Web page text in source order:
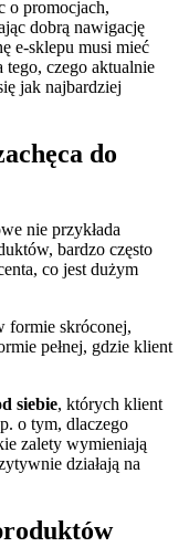
o promocjach,
dobrą nawigację
e-sklepu musi mieć
tego, czego aktualnie
jak najbardziej
do
nie przykłada
bardzo często
co jest dużym
formie skróconej,
pełnej, gdzie klient
siebie, których klient
o tym, dlaczego
zalety wymieniają
działają na